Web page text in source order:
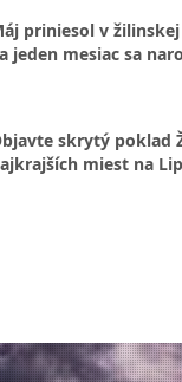
priniesol v
jeden mesiac sa
skrytý poklad
miest na